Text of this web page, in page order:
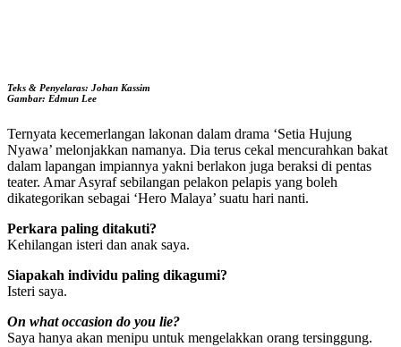
Teks & Penyelaras: Johan Kassim
Gambar: Edmun Lee
Ternyata kecemerlangan lakonan dalam drama ‘Setia Hujung
Nyawa’ melonjakkan namanya. Dia terus cekal mencurahkan bakat
dalam lapangan impiannya yakni berlakon juga beraksi di pentas
teater. Amar Asyraf sebilangan pelakon pelapis yang boleh
dikategorikan sebagai ‘Hero Malaya’ suatu hari nanti.
Perkara paling ditakuti?
Kehilangan isteri dan anak saya.
Siapakah individu paling dikagumi?
Isteri saya.
On what occasion do you lie?
Saya hanya akan menipu untuk mengelakkan orang tersinggung.